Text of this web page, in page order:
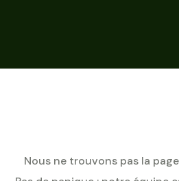
Nous ne trouvons pas la